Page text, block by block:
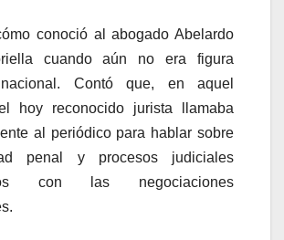
conoció al abogado Abelardo
cuando aún no era figura
Contó que, en aquel
hoy reconocido jurista llamaba
al periódico para hablar sobre
penal y procesos judiciales
con las negociaciones